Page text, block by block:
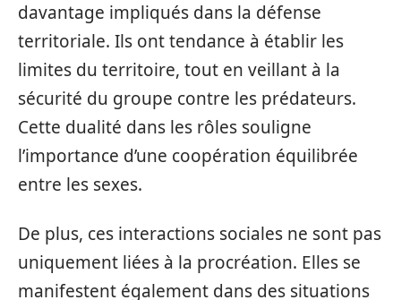
davantage impliqués dans la défense
territoriale. Ils ont tendance à établir les
limites du territoire, tout en veillant à la
sécurité du groupe contre les prédateurs.
Cette dualité dans les rôles souligne
l’importance d’une coopération équilibrée
entre les sexes.
De plus, ces interactions sociales ne sont pas
uniquement liées à la procréation. Elles se
manifestent également dans des situations